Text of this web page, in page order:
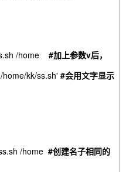
/home #加上参数v后，
kk/ss.sh' #会用文字显示
/home #创建名子相同的